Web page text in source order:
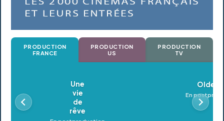
PRODUCTION
FRANCE
PRODUCTION
US
PRODUCTION
TV
Oldeupe
En postproduction